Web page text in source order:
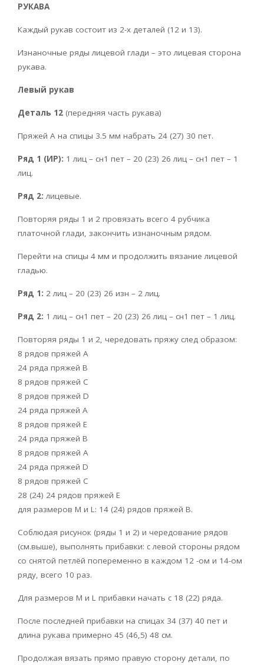
РУКАВА
Каждый рукав состоит из 2-х деталей (12 и 13).
Изнаночные ряды лицевой глади – это лицевая сторона
рукава.
Левый рукав
Деталь 12 (передняя часть рукава)
Пряжей А на спицы 3.5 мм набрать 24 (27) 30 пет.
Ряд 1 (ИР): 1 лиц – сн1 пет – 20 (23) 26 лиц – сн1 пет – 1
лиц.
Ряд 2: лицевые.
Повторяя ряды 1 и 2 провязать всего 4 рубчика
платочной глади, закончить изнаночным рядом.
Перейти на спицы 4 мм и продолжить вязание лицевой
гладью.
Ряд 1: 2 лиц – 20 (23) 26 изн – 2 лиц.
Ряд 2: 1 лиц – сн1 пет – 20 (23) 26 лиц – сн1 пет – 1 лиц.
Повторяя ряды 1 и 2, чередовать пряжу след образом:
8 рядов пряжей А
24 ряда пряжей В
8 рядов пряжей С
8 рядов пряжей D
24 ряда пряжей А
8 рядов пряжей Е
24 ряда пряжей В
8 рядов пряжей А
24 ряда пряжей D
8 рядов пряжей С
28 (24) 24 рядов пряжей Е
для размеров М и L: 14 (24) рядов пряжей B.
Соблюдая рисунок (ряды 1 и 2) и чередование рядов
(см.выше), выполнять прибавки: с левой стороны рядом
со снятой петлёй попеременно в каждом 12 -ом и 14-ом
ряду, всего 10 раз.
Для размеров М и L прибавки начать с 18 (22) ряда.
После последней прибавки на спицах 34 (37) 40 пет и
длина рукава примерно 45 (46,5) 48 см.
Продолжая вязать прямо правую сторону детали, по